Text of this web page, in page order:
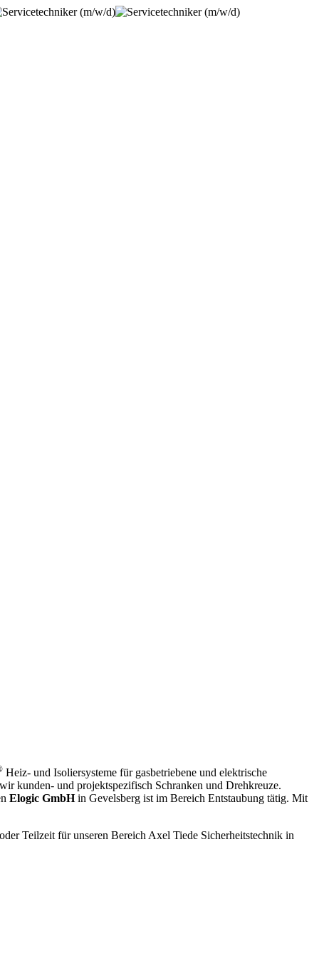
Heiz- und Isoliersysteme für gasbetriebene und elektrische
kunden- und projektspezifisch Schranken und Drehkreuze.
Elogic GmbHin Gevelsberg ist im Bereich Entstaubung tätig. Mit
Teilzeit für unseren Bereich Axel Tiede Sicherheitstechnik in